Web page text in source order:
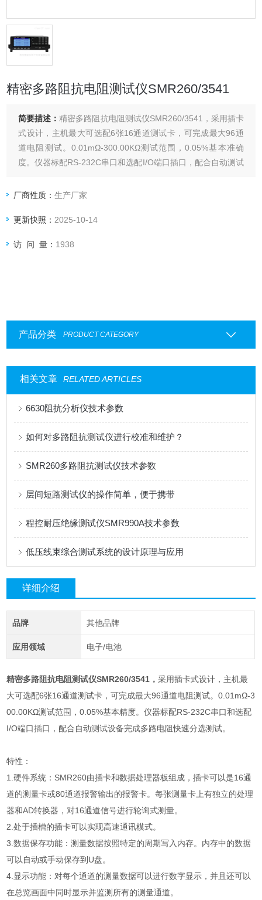
精密多路阻抗电阻测试仪SMR260/3541
简要描述： 精密多路阻抗电阻测试仪SMR260/3541，采用插卡
式设计，主机最大可选配6张16通道测试卡，可完成最大96通
道电阻测试。0.01mΩ-300.00KΩ测试范围，0.05%基本准确
度。仪器标配RS-232C串口和选配I/O端口插口，配合自动测试
厂商性质：生产厂家
更新快照： 2025-10-14
访 问 量： 1938
产品分类 PRODUCT CATEGORY
相关文章 RELATED ARTICLES
6630阻抗分析仪技术参数
如何对多路阻抗测试仪进行校准和维护？
SMR260多路阻抗测试仪技术参数
层间短路测试仪的操作简单，便于携带
程控耐压绝缘测试仪SMR990A技术参数
低压线束综合测试系统的设计原理与应用
详细介绍
品牌 其他品牌
应用领域 电子/电池
精密多路阻抗电阻测试仪SMR260/3541 ，采用插卡式设计，主机最
大可选配6张16通道测试卡，可完成最大96通道电阻测试。0.01mΩ-3
00.00KΩ测试范围，0.05%基本精度。仪器标配RS-232C串口和选配
I/O端口插口，配合自动测试设备完成多路电阻快速分选测试。
特性：
1.硬件系统：SMR260由插卡和数据处理器板组成，插卡可以是16通
道的测量卡或80通道报警输出的报警卡。每张测量卡上有独立的处理
器和AD转换器，对16通道信号进行轮询式测量。
2.处于插槽的插卡可以实现高速通讯模式。
3.数据保存功能：测量数据按照特定的周期写入内存。内存中的数据
可以自动或手动保存到U盘。
4.显示功能：对每个通道的测量数据可以进行数字显示，并且还可以
在总览画面中同时显示并监测所有的测量通道。